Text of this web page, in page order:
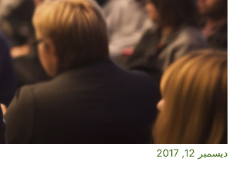
ديسمبر 12, 2017